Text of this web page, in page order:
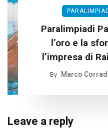
Paralimpiadi
l’oro e la
l’impresa di
By Marco
Leave a reply